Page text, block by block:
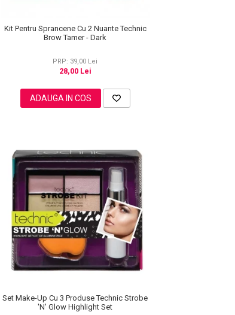
Kit Pentru Sprancene Cu 2 Nuante Technic
Brow Tamer - Dark
PRP: 39,00 Lei
28,00 Lei
ADAUGA IN COS
Set Make-Up Cu 3 Produse Technic Strobe
'N' Glow Highlight Set